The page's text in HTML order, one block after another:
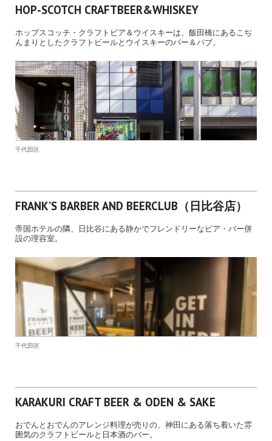
HOP-SCOTCH CRAFTBEER&WHISKEY
ホップスコッチ・クラフトビア＆ウイスキーは、飯田橋にあるこぢ
んまりとしたクラフトビールとウイスキーのバー＆パブ。
千代田区
FRANK’S BARBER AND BEERCLUB（日比谷店）
帝国ホテルの隣、日比谷にある静かでフレンドリーなビア・バー併
設の理容室。
千代田区
KARAKURI CRAFT BEER & ODEN & SAKE
おでんとおでんのアレンジ料理が売りの、神田にある落ち着いた雰
囲気のクラフトビールと日本酒のバー。